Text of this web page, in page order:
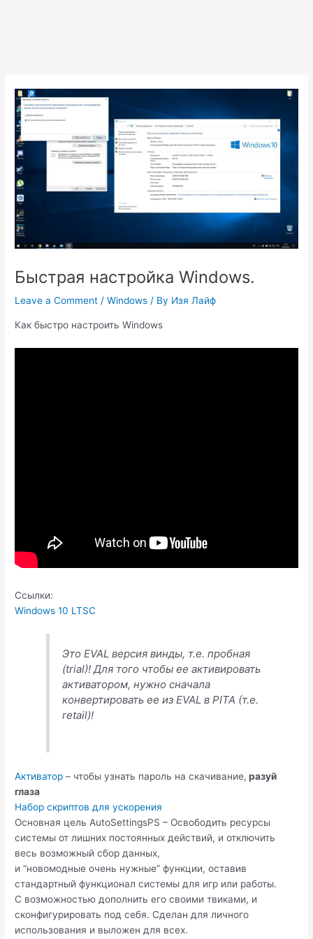
Быстрая настройка Windows.
Leave a Comment /Windows / By Изя Лайф
Как быстро настроить Windows
Ссылки:
Windows 10 LTSC
Это EVAL версия винды, т.е. пробная
(trial)! Для того чтобы ее активировать
активатором, нужно сначала
конвертировать ее из EVAL в PITA (т.е.
retail)!
Активатор – чтобы узнать пароль на скачивание, разуй
глаза
Набор скриптов для ускорения
Основная цель AutoSettingsPS – Освободить ресурсы
системы от лишних постоянных действий, и отключить
весь возможный сбор данных,
и “новомодные очень нужные” функции, оставив
стандартный функционал системы для игр или работы.
С возможностью дополнить его своими твиками, и
сконфигурировать под себя. Сделан для личного
использования и выложен для всех.